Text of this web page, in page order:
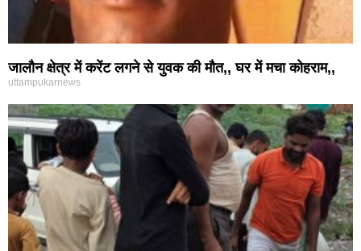
जालौन क्षेत्र में करेंट लगने से युवक की मौत,, घर में मचा कोहराम,,
uttampukarnews